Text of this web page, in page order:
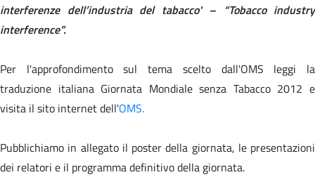
interferenze dell’industria del tabacco' – “Tobacco industry
interference”.
Per l'approfondimento sul tema scelto dall'OMS leggi la
traduzione italiana Giornata Mondiale senza Tabacco 2012 e
visita il sito internetdell'OMS.
Pubblichiamo in allegato il poster della giornata, le presentazioni
dei relatori e il programma definitivo della giornata.